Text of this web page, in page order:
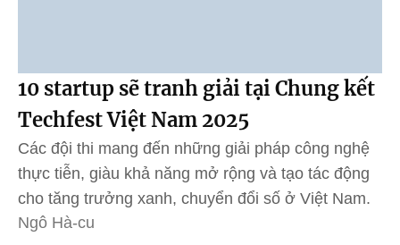
10 startup sẽ tranh giải tại Chung kết
Techfest Việt Nam 2025
Các đội thi mang đến những giải pháp công nghệ
thực tiễn, giàu khả năng mở rộng và tạo tác động
cho tăng trưởng xanh, chuyển đổi số ở Việt Nam.
Ngô Hà-cu